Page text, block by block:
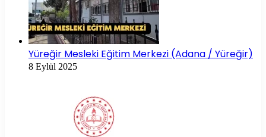
Yüreğir Mesleki Eğitim Merkezi (Adana / Yüreğir)
8 Eylül 2025